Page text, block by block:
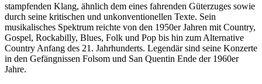
stampfenden Klang, ähnlich dem eines fahrenden Güterzuges sowie
durch seine kritischen und unkonventionellen Texte. Sein
musikalisches Spektrum reichte von den 1950er Jahren mit Country,
Gospel, Rockabilly, Blues, Folk und Pop bis hin zum Alternative
Country Anfang des 21. Jahrhunderts. Legendär sind seine Konzerte
in den Gefängnissen Folsom und San Quentin Ende der 1960er
Jahre.